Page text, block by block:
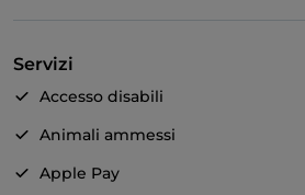
anche il nostro punto vendita,
materiali naturali, con uno
vini biologici e il miele delle nostre
Servizi
Accesso disabili
Animali ammessi
Apple Pay